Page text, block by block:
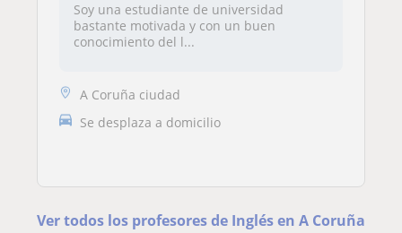
Soy una estudiante de universidad
bastante motivada y con un buen
conocimiento del l...
A Coruña ciudad
Se desplaza a domicilio
Ver todos los profesores de Inglés en A Coruña